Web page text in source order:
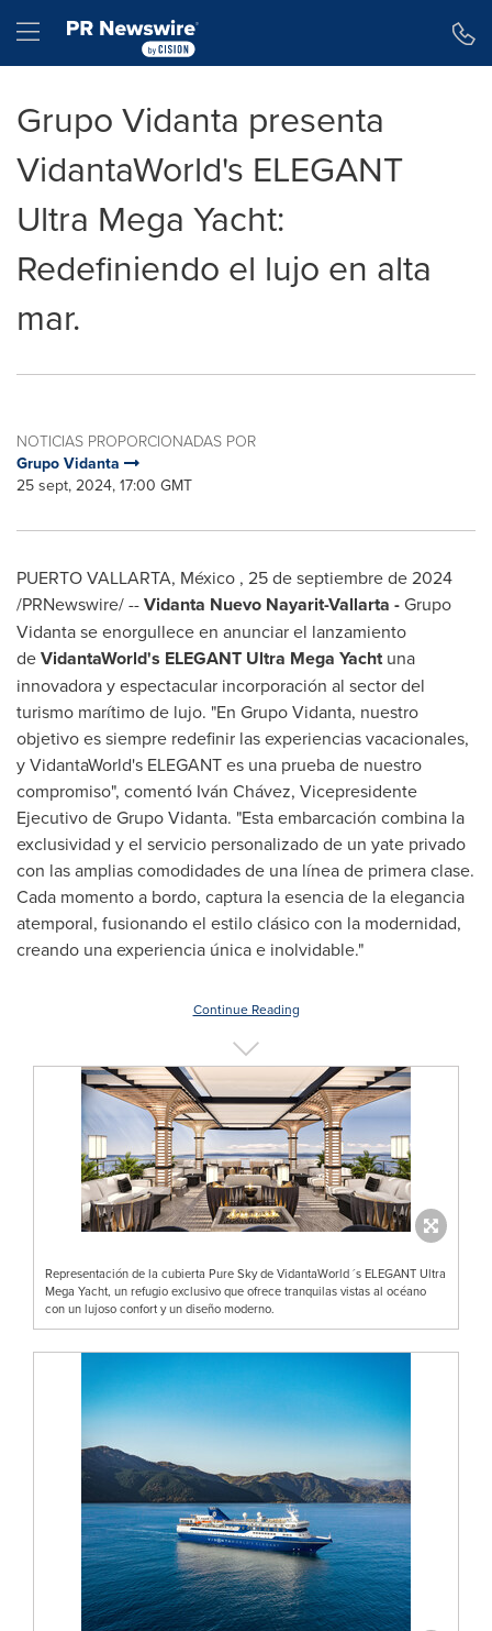
Hamburger menu
Grupo Vidanta presenta
VidantaWorld's ELEGANT
Ultra Mega Yacht:
Redefiniendo el lujo en alta
mar.
NOTICIAS PROPORCIONADAS POR
Grupo Vidanta
25 sept, 2024, 17:00 GMT
PUERTO VALLARTA, México , 25 de septiembre de 2024
/PRNewswire/ --Vidanta Nuevo Nayarit-Vallarta -Grupo
Vidanta se enorgullece en anunciar el lanzamiento
deVidantaWorld's ELEGANT Ultra Mega Yachtuna
innovadora y espectacular incorporación al sector del
turismo marítimo de lujo. "En Grupo Vidanta, nuestro
objetivo es siempre redefinir las experiencias vacacionales,
y VidantaWorld's ELEGANT es una prueba de nuestro
compromiso", comentó Iván Chávez, Vicepresidente
Ejecutivo de Grupo Vidanta. "Esta embarcación combina la
exclusividad y el servicio personalizado de un yate privado
con las amplias comodidades de una línea de primera clase.
Cada momento a bordo, captura la esencia de la elegancia
atemporal, fusionando el estilo clásico con la modernidad,
creando una experiencia única e inolvidable."
Continue Reading
Representación de la cubierta Pure Sky de VidantaWorld ´s ELEGANT Ultra
Mega Yacht, un refugio exclusivo que ofrece tranquilas vistas al océano
con un lujoso confort y un diseño moderno.